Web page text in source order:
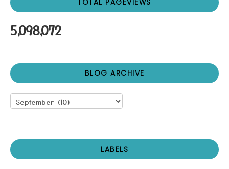
TOTAL PAGEVIEWS
5,098,072
BLOG ARCHIVE
LABELS